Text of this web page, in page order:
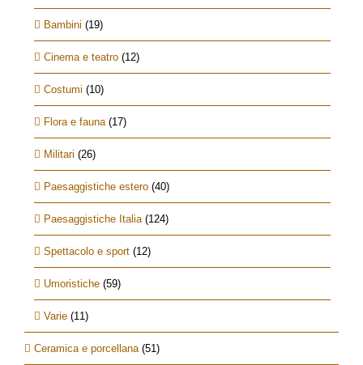
Bambini (19)
Cinema e teatro (12)
Costumi (10)
Flora e fauna (17)
Militari (26)
Paesaggistiche estero (40)
Paesaggistiche Italia (124)
Spettacolo e sport (12)
Umoristiche (59)
Varie (11)
Ceramica e porcellana (51)